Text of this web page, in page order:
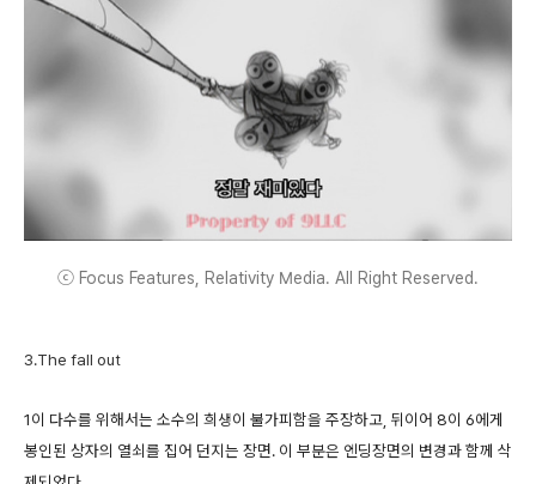
ⓒ Focus Features, Relativity Media. All Right Reserved.
3.The fall out
1이 다수를 위해서는 소수의 희생이 불가피함을 주장하고, 뒤이어 8이 6에게
봉인된 상자의 열쇠를 집어 던지는 장면. 이 부분은 엔딩장면의 변경과 함께 삭